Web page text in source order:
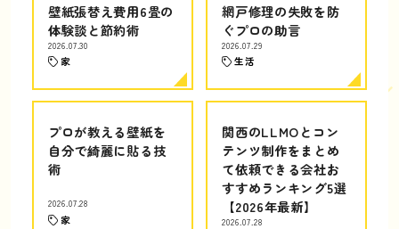
壁紙張替え費用6畳の
体験談と節約術
2026.07.30
家
網戸修理の失敗を防
ぐプロの助言
2026.07.29
生活
プロが教える壁紙を
自分で綺麗に貼る技
術
2026.07.28
家
関西のLLMOとコン
テンツ制作をまとめ
て依頼できる会社お
すすめランキング5選
【2026年最新】
2026.07.28